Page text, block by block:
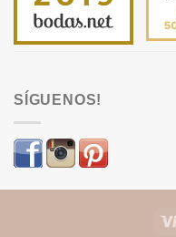
SÍGUENOS!